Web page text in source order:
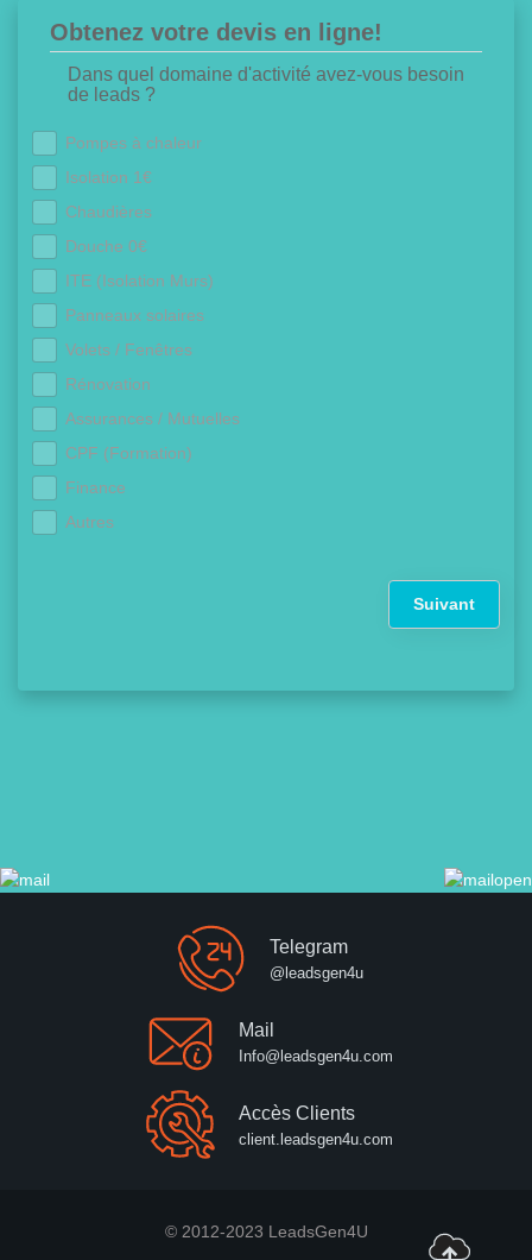
Obtenez votre devis en ligne!
Dans quel domaine d'activité avez-vous besoin
de leads ?
Pompes à chaleur
Isolation 1€
Chaudières
Douche 0€
ITE (Isolation Murs)
Panneaux solaires
Volets / Fenêtres
Rénovation
Assurances / Mutuelles
CPF (Formation)
Finance
Autres
Suivant
Telegram
@leadsgen4u
Mail
Info@leadsgen4u.com
Accès Clients
client.leadsgen4u.com
© 2012-2023 LeadsGen4U